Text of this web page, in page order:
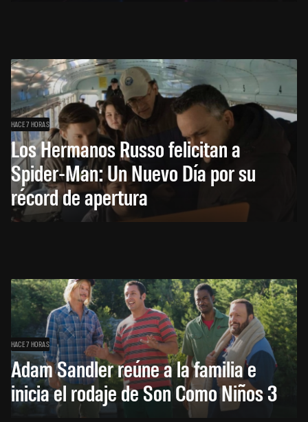
HACE 7 HORAS
Los Hermanos Russo felicitan a
Spider-Man: Un Nuevo Día por su
récord de apertura
HACE 7 HORAS
Adam Sandler reúne a la familia e
inicia el rodaje de Son Como Niños 3